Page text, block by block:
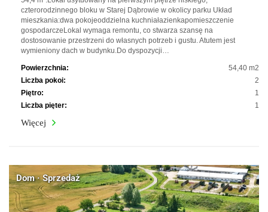
czterorodzinnego bloku w Starej Dąbrowie w okolicy parku Układ
mieszkania:dwa pokojeoddzielna kuchniałazienkapomieszczenie
gospodarczeLokal wymaga remontu, co stwarza szansę na
dostosowanie przestrzeni do własnych potrzeb i gustu. Atutem jest
wymieniony dach w budynku.Do dyspozycji…
Powierzchnia:
54,40 m2
Liczba pokoi:
2
Piętro:
1
Liczba pięter:
1
Więcej
Dom · Sprzedaż